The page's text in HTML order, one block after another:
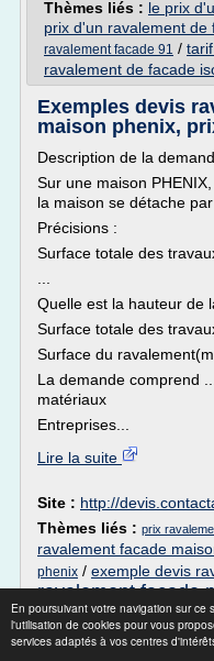
En poursuivant votre navigation sur ce
l'utilisation de cookies pour vous
services adaptés à vos centres
Thèmes liés : le prix
prix d'un ravalement de
ravalement facade 91 /
ravalement de facade
Exemples devis
maison phenix,
Description de la
Sur une maison
la maison se détache par
Précisions :
Surface totale des
Quelle est la hauteur de
Surface totale des
Surface du
La demande comprend
matériaux
Entreprises...
Lire la suite
Site : http://
Thèmes liés : prix
ravalement facade
phenix / exemple devis
ravalement facade
Prix d'un
moyen &